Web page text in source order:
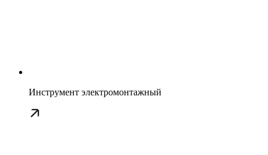
Инструмент электромонтажный